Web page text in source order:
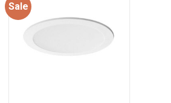
Sale
Add to
wishlist